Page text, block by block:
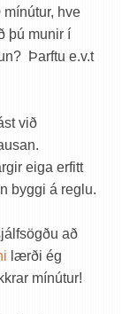
mínútur, hve
þú munir í
Þarftu e.v.t
við
eiga erfitt
byggi á reglu.
að
lærði ég
mínútur!